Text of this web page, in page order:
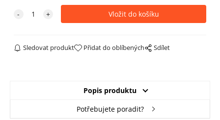
Sledovat produkt Přidat do oblíbených Sdílet
Popis produktu
Potřebujete poradit?